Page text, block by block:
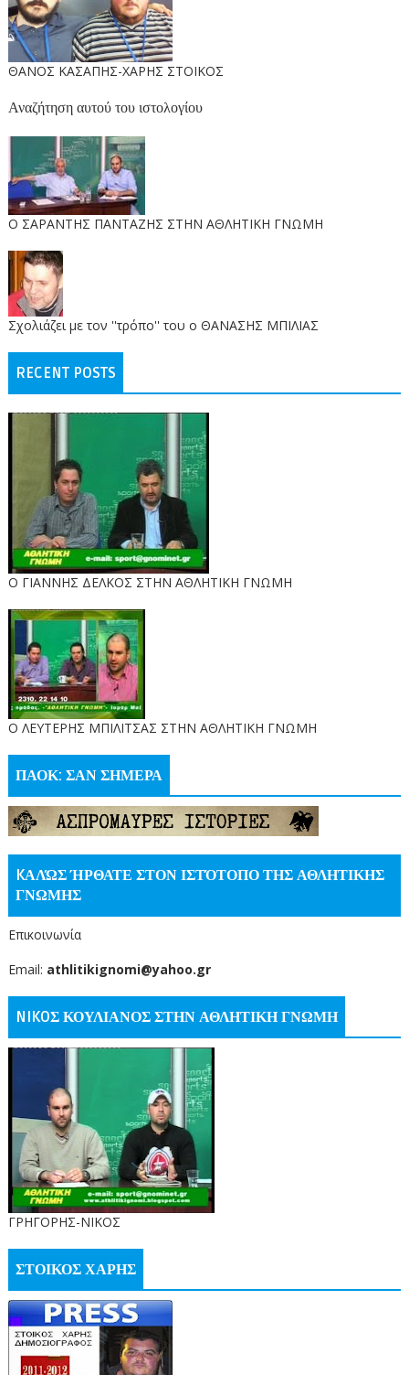
ΘΑΝΟΣ ΚΑΣΑΠΗΣ-ΧΑΡΗΣ ΣΤΟΙΚΟΣ
Αναζήτηση αυτού του ιστολογίου
O ΣΑΡΑΝΤΗΣ ΠΑΝΤΑΖΗΣ ΣΤΗΝ ΑΘΛΗΤΙΚΗ ΓΝΩΜΗ
Σχολιάζει με τον ''τρόπο'' του ο ΘΑΝΑΣΗΣ ΜΠΙΛΙΑΣ
RECENT POSTS
Ο ΓΙΑΝΝΗΣ ΔΕΛΚΟΣ ΣΤΗΝ ΑΘΛΗΤΙΚΗ ΓΝΩΜΗ
O ΛΕΥΤΕΡΗΣ ΜΠΙΛΙΤΣΑΣ ΣΤΗΝ ΑΘΛΗΤΙΚΗ ΓΝΩΜΗ
ΠΑΟΚ: ΣΑΝ ΣΗΜΕΡΑ
KΑΛΏΣ ΉΡΘΑΤΕ ΣΤΟΝ ΙΣΤΌΤΟΠΟ ΤΗΣ ΑΘΛΗΤΙΚΗΣ
ΓΝΩΜΗΣ
Επικοινωνία
Email: athlitikignomi@yahoo.gr
NIKOΣ ΚΟΥΛΙΑΝΟΣ ΣΤΗΝ ΑΘΛΗΤΙΚΗ ΓΝΩΜΗ
ΓΡΗΓΟΡΗΣ-ΝΙΚΟΣ
ΣΤΟΙΚΟΣ ΧΑΡΗΣ